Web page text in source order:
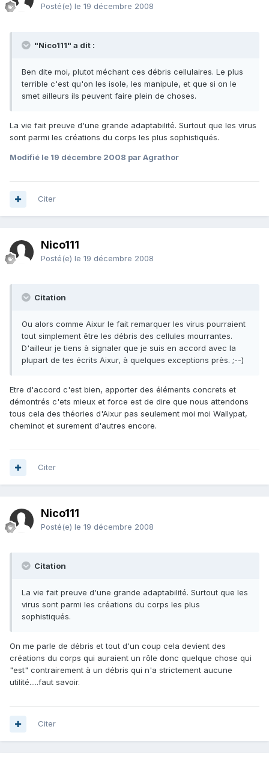
Posté(e) le 19 décembre 2008
"Nico111" a dit :
Ben dite moi, plutot méchant ces débris cellulaires. Le plus
terrible c'est qu'on les isole, les manipule, et que si on le
smet ailleurs ils peuvent faire plein de choses.
La vie fait preuve d'une grande adaptabilité. Surtout que les virus
sont parmi les créations du corps les plus sophistiqués.
Modifié le 19 décembre 2008 par Agrathor
Citer
Nico111
Posté(e) le 19 décembre 2008
Citation
Ou alors comme Aixur le fait remarquer les virus pourraient
tout simplement être les débris des cellules mourrantes.
D'ailleur je tiens à signaler que je suis en accord avec la
plupart de tes écrits Aixur, à quelques exceptions près. ;--)
Etre d'accord c'est bien, apporter des éléments concrets et
démontrés c'ets mieux et force est de dire que nous attendons
tous cela des théories d'Aixur pas seulement moi moi Wallypat,
cheminot et surement d'autres encore.
Citer
Nico111
Posté(e) le 19 décembre 2008
Citation
La vie fait preuve d'une grande adaptabilité. Surtout que les
virus sont parmi les créations du corps les plus
sophistiqués.
On me parle de débris et tout d'un coup cela devient des
créations du corps qui auraient un rôle donc quelque chose qui
"est" contrairement à un débris qui n'a strictement aucune
utilité.....faut savoir.
Citer